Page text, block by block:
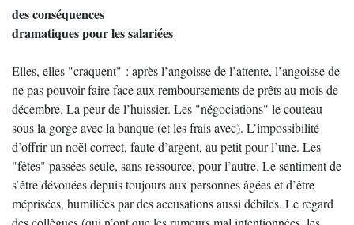
des conséquences
dramatiques pour les salariées
Elles, elles "craquent" : après l’angoisse de l’attente, l’angoisse de
ne pas pouvoir faire face aux remboursements de prêts au mois de
décembre. La peur de l’huissier. Les "négociations" le couteau
sous la gorge avec la banque (et les frais avec). L’impossibilité
d’offrir un noël correct, faute d’argent, au petit pour l’une. Les
"fêtes" passées seule, sans ressource, pour l’autre. Le sentiment de
s’être dévouées depuis toujours aux personnes âgées et d’être
méprisées, humiliées par des accusations aussi débiles. Le regard